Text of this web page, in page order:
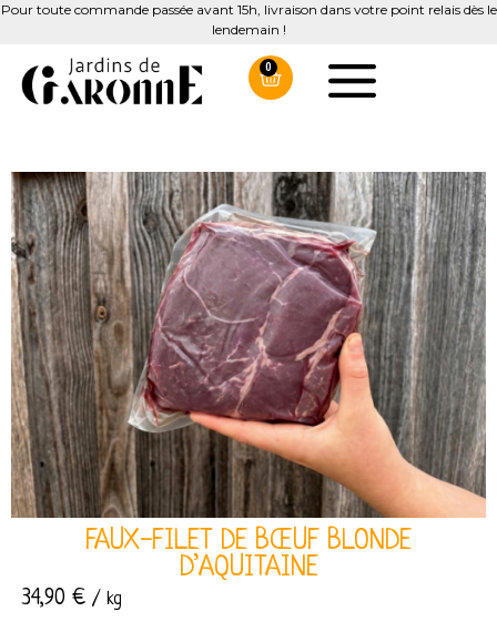
Pour toute commande passée avant 15h, livraison dans votre point relais dès le
lendemain !
0
FAUX-FILET DE BŒUF BLONDE
D’AQUITAINE
34,90 € / kg